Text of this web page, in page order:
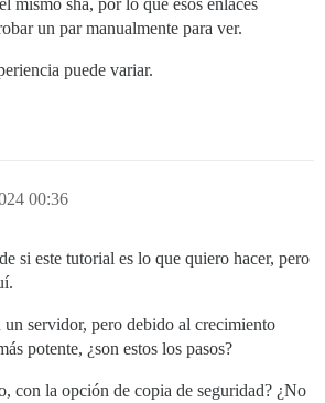
mismo sha, por lo que esos enlaces
un par manualmente para ver.
puede variar.
00:36
si este tutorial es lo que quiero hacer, pero
servidor, pero debido al crecimiento
potente, ¿son estos los pasos?
con la opción de copia de seguridad? ¿No